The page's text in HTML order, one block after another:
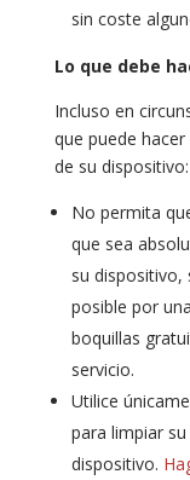
sin coste
Lo que debe
Incluso en
que puede
de su dispositivo:
No permita
que sea
su dispositivo,
posible por
boquillas
servicio.
Utilice
para limpiar
dispositivo.